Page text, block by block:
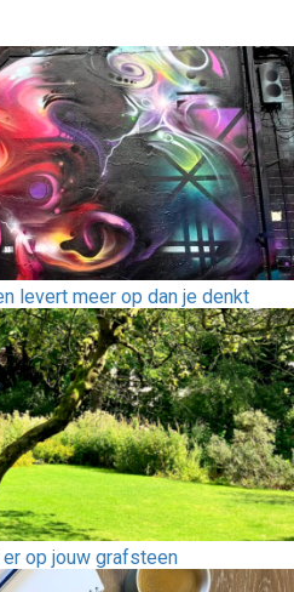
levert meer op dan je denkt
op jouw grafsteen